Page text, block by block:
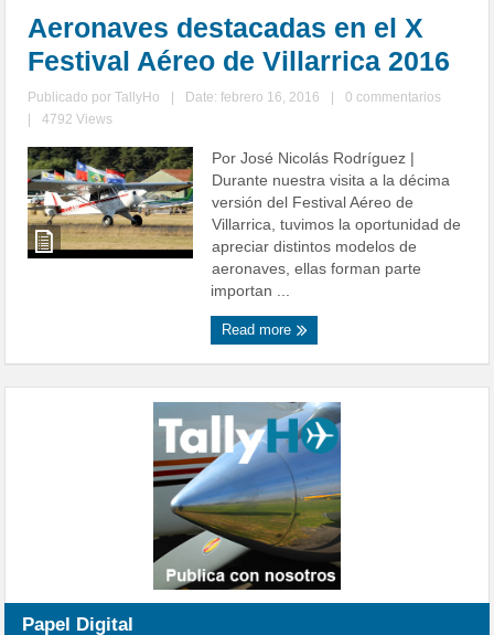
Aeronaves destacadas en el X
Festival Aéreo de Villarrica 2016
Publicado porTallyHo Date: febrero 16, 2016
0 commentarios
4792 Views
Por José Nicolás Rodríguez |
Durante nuestra visita a la décima
versión del Festival Aéreo de
Villarrica, tuvimos la oportunidad de
apreciar distintos modelos de
aeronaves, ellas forman parte
importan ...
Read more
Papel Digital